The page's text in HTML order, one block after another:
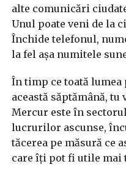
alte comunicări
Unul poate veni de la
Închide telefonul,
la fel așa numitele
În timp ce toată lumea
această săptămână, tu
Mercur este în
lucrurilor ascunse,
tăcerea pe măsură ce
care îți pot fi utile mai